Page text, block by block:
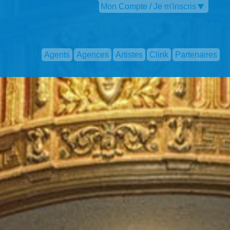
Mon Compte / Je m'inscris
Agents Agences Artistes Clink Partenaires